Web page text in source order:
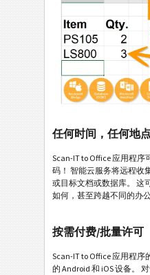
任何时间，任何地点
Scan-IT to Office 应用程
码！ 智能云服务将远程收
或目标文档或数据库。 这
如何，甚至跨越不同的办
按需付费/批量许可
Scan-IT to Office 应用程
的 Android 和 iOS 设备。